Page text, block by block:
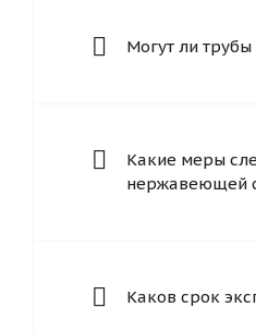
Могут ли
Какие меры
нержавеющей
Каков срок